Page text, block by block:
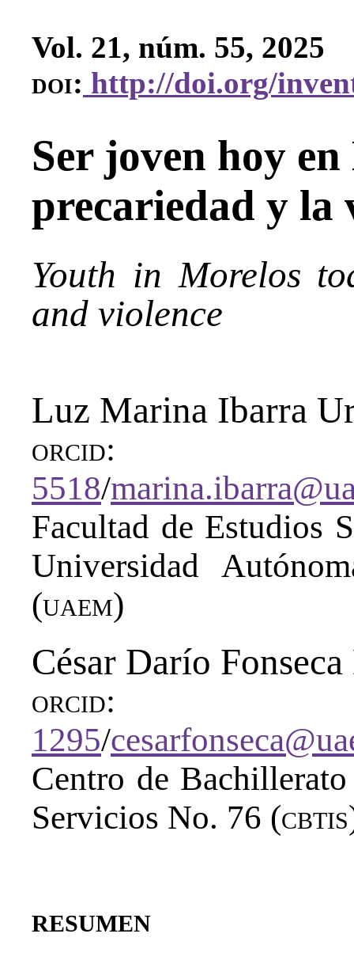
Vol. 21, núm. 55, 2025
doi: http://doi.org/
Ser joven hoy
precariedad y la
Youth in Morelos
and violence
Luz Marina Ibarra
orcid
5518/
Facultad de Estudios
Universidad
(uaem)
César Darío
orcid
1295/
Centro de
Servicios No. 76 (cbtis
resumen